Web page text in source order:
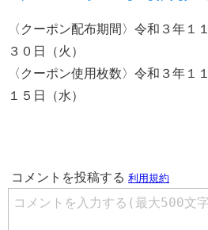
〈クーポン配布期間〉令和３年１
３０日（火）
〈クーポン使用枚数〉令和３年１
１５日（水）